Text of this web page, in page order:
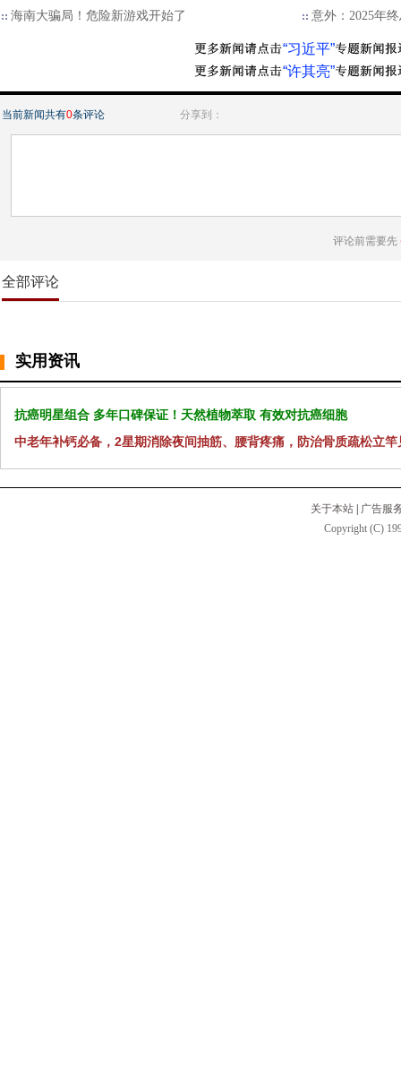
海南大骗局！危险新游戏开始了
意外：2025年
“习近平”
“许其亮”
当前新闻共有0条评论 分享到：
评论前需要先
全部评论
实用资讯
抗癌明星组合 多年口碑保证！天然植物萃取 有效对抗癌细胞
中老年补钙必备，2星期消除夜间抽筋、腰背疼痛，防治骨质疏松立竿
关于本站
广告服
Copyright (C)